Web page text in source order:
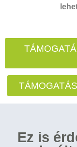
Ez is